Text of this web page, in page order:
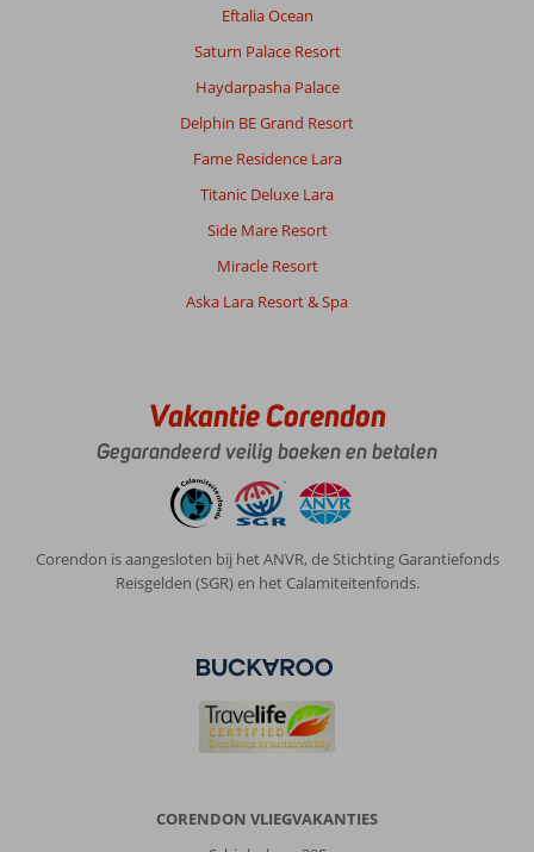
Eftalia Ocean
Saturn Palace Resort
Haydarpasha Palace
Delphin BE Grand Resort
Fame Residence Lara
Titanic Deluxe Lara
Side Mare Resort
Miracle Resort
Aska Lara Resort & Spa
Vakantie Corendon
Gegarandeerd veilig boeken en betalen
Corendon is aangesloten bij het ANVR, de Stichting Garantiefonds
Reisgelden (SGR) en het Calamiteitenfonds.
CORENDON VLIEGVAKANTIES